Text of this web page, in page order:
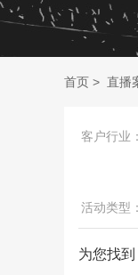
首页 > 直播
客户行业：
活动类型：
为您找到